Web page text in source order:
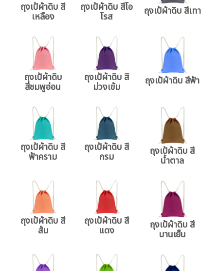
ถุงเป้ผ้าดิบ สี
เหลือง
ถุงเป้ผ้าดิบ สีโอ
โรส ถุงเป้ผ้าดิบ สีเทา
ถุงเป้ผ้าดิบ
สีชมพูอ่อน
ถุงเป้ผ้าดิบ สี
ม่วงเข้ม ถุงเป้ผ้าดิบ สีฟ้า
ถุงเป้ผ้าดิบ สี
ฟ้าคราม
ถุงเป้ผ้าดิบ สี
กรม ถุงเป้ผ้าดิบ สี
น้ำตาล
ถุงเป้ผ้าดิบ สี
ส้ม
ถุงเป้ผ้าดิบ สี
แดง ถุงเป้ผ้าดิบ สี
บานเย็น